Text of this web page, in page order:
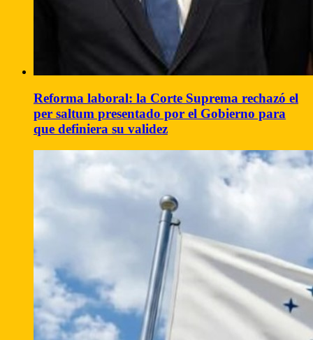
Reforma laboral: la Corte Suprema rechazó el
per saltum presentado por el Gobierno para
que definiera su validez